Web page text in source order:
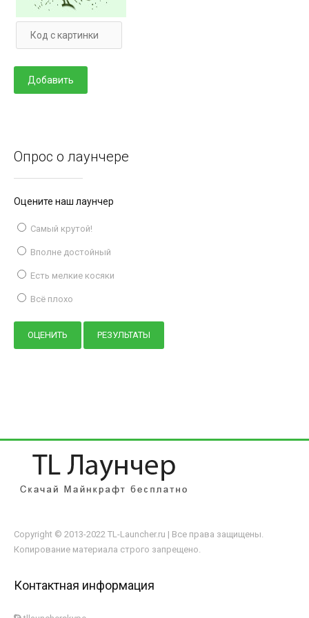
Опрос о лаунчере
Оцените наш лаунчер
Самый крутой!
Вполне достойный
Есть мелкие косяки
Всё плохо
Copyright © 2013-2022 TL-Launcher.ru | Все права защищены.
Копирование материала строго запрещено.
Контактная информация